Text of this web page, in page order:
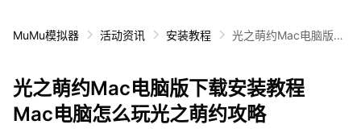
MuMu模拟器 活动资讯 安装教程
光之萌约Mac电脑版下
光之萌约Mac电脑版下载安装教程
Mac电脑怎么玩光之萌约攻略